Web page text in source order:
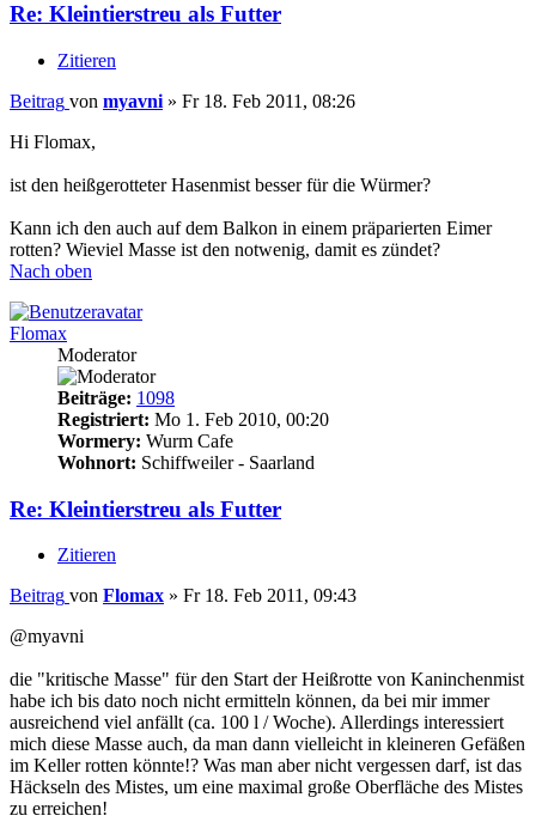
Re: Kleintierstreu als Futter
Zitieren
Beitrag von myavni » Fr 18. Feb 2011, 08:26
Hi Flomax,
ist den heißgerotteter Hasenmist besser für die Würmer?
Kann ich den auch auf dem Balkon in einem präparierten Eimer
rotten? Wieviel Masse ist den notwenig, damit es zündet?
Nach oben
Flomax
Moderator
Beiträge: 1098
Registriert: Mo 1. Feb 2010, 00:20
Wormery: Wurm Cafe
Wohnort: Schiffweiler - Saarland
Re: Kleintierstreu als Futter
Zitieren
Beitrag von Flomax » Fr 18. Feb 2011, 09:43
@myavni
die "kritische Masse" für den Start der Heißrotte von Kaninchenmist
habe ich bis dato noch nicht ermitteln können, da bei mir immer
ausreichend viel anfällt (ca. 100 l / Woche). Allerdings interessiert
mich diese Masse auch, da man dann vielleicht in kleineren Gefäßen
im Keller rotten könnte!? Was man aber nicht vergessen darf, ist das
Häckseln des Mistes, um eine maximal große Oberfläche des Mistes
zu erreichen!